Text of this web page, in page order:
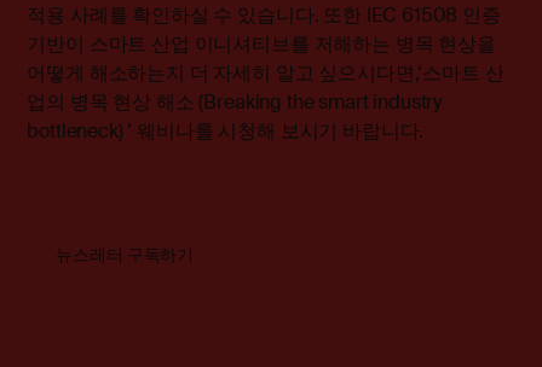
적용 사례를 확인하실 수 있습니다. 또한 IEC 61508 인증
기반이 스마트 산업 이니셔티브를 저해하는 병목 현상을
어떻게 해소하는지 더 자세히 알고 싶으시다면,‘스마트 산
업의 병목 현상 해소 (Breaking the smart industry
bottleneck) ’ 웨비나를 시청해 보시기 바랍니다.
뉴스레터 구독하기